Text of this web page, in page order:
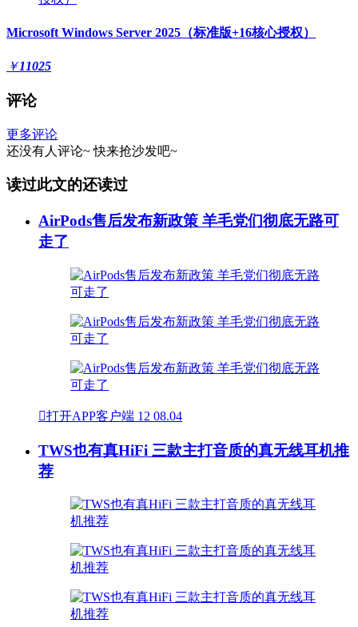
Microsoft Windows Server 2025（标准版+16核心授权）
￥11025
评论
更多评论
还没有人评论~ 快来抢沙发吧~
读过此文的还读过
AirPods售后发布新政策 羊毛党们彻底无路可
走了
打开APP客户端 12 08.04
TWS也有真HiFi 三款主打音质的真无线耳机推
荐